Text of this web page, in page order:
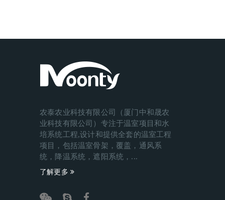
农泰农业科技有限公司（厦门中和晟农
业科技有限公司）专注于温室项目和水
培系统工程,设计和提供全套的温室工程
项目，包括温室骨架，覆盖，通风系
统，降温系统，遮阳系统，...
了解更多